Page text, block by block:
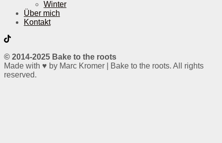
Winter
Über mich
Kontakt
© 2014-2025 Bake to the roots
Made with ♥ by Marc Kromer | Bake to the roots. All rights
reserved.